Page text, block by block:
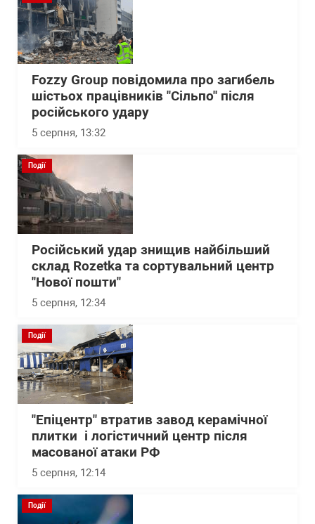
Fozzy Group повідомила про загибель
шістьох працівників "Сільпо" після
російського удару
5 серпня, 13:32
Події
Російський удар знищив найбільший
склад Rozetka та сортувальний центр
"Нової пошти"
5 серпня, 12:34
Події
"Епіцентр" втратив завод керамічної
плитки і логістичний центр після
масованої атаки РФ
5 серпня, 12:14
Події